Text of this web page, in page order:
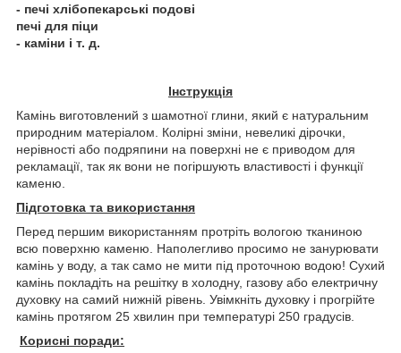
- печі хлібопекарські подові
печі для піци
- каміни і т. д.
Інструкція
Камінь виготовлений з шамотної глини, який є натуральним
природним матеріалом. Колірні зміни, невеликі дірочки,
нерівності або подряпини на поверхні не є приводом для
рекламації, так як вони не погіршують властивості і функції
каменю.
Підготовка та використання
Перед першим використанням протріть вологою тканиною
всю поверхню каменю. Наполегливо просимо не занурювати
камінь у воду, а так само не мити під проточною водою! Сухий
камінь покладіть на решітку в холодну, газову або електричну
духовку на самий нижній рівень. Увімкніть духовку і прогрійте
камінь протягом 25 хвилин при температурі 250 градусів.
Корисні поради: